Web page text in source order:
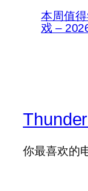
本周值
戏 –
你最喜欢的